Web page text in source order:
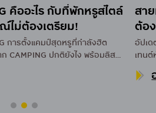
คืออะไร กับที่พักหรูสไตล์
ไม่ต้องเตรียม!
การตั้งแคมป์สุดหรูที่กำลังฮิต
CAMPING ปกติยังไง พร้อมลิสต์
ปังๆ สำหรับทริปหน้า!
สา
ต้อ
อัปเ
เทน
เคร